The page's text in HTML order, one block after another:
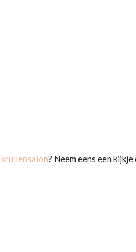
krullensalon? Neem eens een